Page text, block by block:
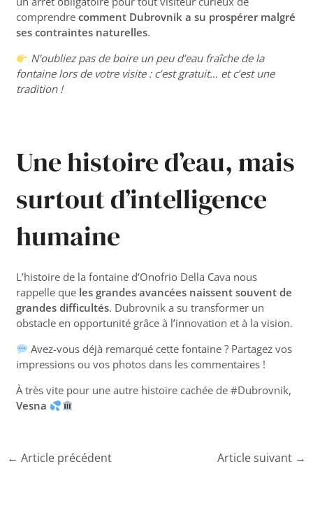
comprendrecomment Dubrovnik a su prospérer malgré
ses contraintes naturelles.
N’oubliez pas de boire un peu d’eau fraîche de la
fontaine lors de votre visite : c’est gratuit… et c’est une
tradition !
Une histoire d’eau, mais
surtout d’intelligence
humaine
L’histoire de la fontaine d’Onofrio Della Cava nous
rappelle que les grandes avancées naissent souvent de
grandes difficultés. Dubrovnik a su transformer un
obstacle en opportunité grâce à l’innovation et à la vision.
Avez-vous déjà remarqué cette fontaine ? Partagez vos
impressions ou vos photos dans les commentaires !
À très vite pour une autre histoire cachée de #Dubrovnik,
Vesna
← Article précédent Article suivant →